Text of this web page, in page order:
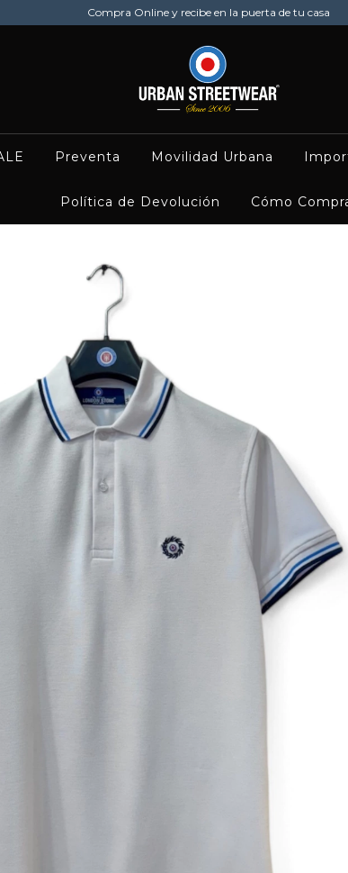
Compra Online y recibe en la puerta de tu casa
Preventa Movilidad Urbana
Política de Devolución Cómo